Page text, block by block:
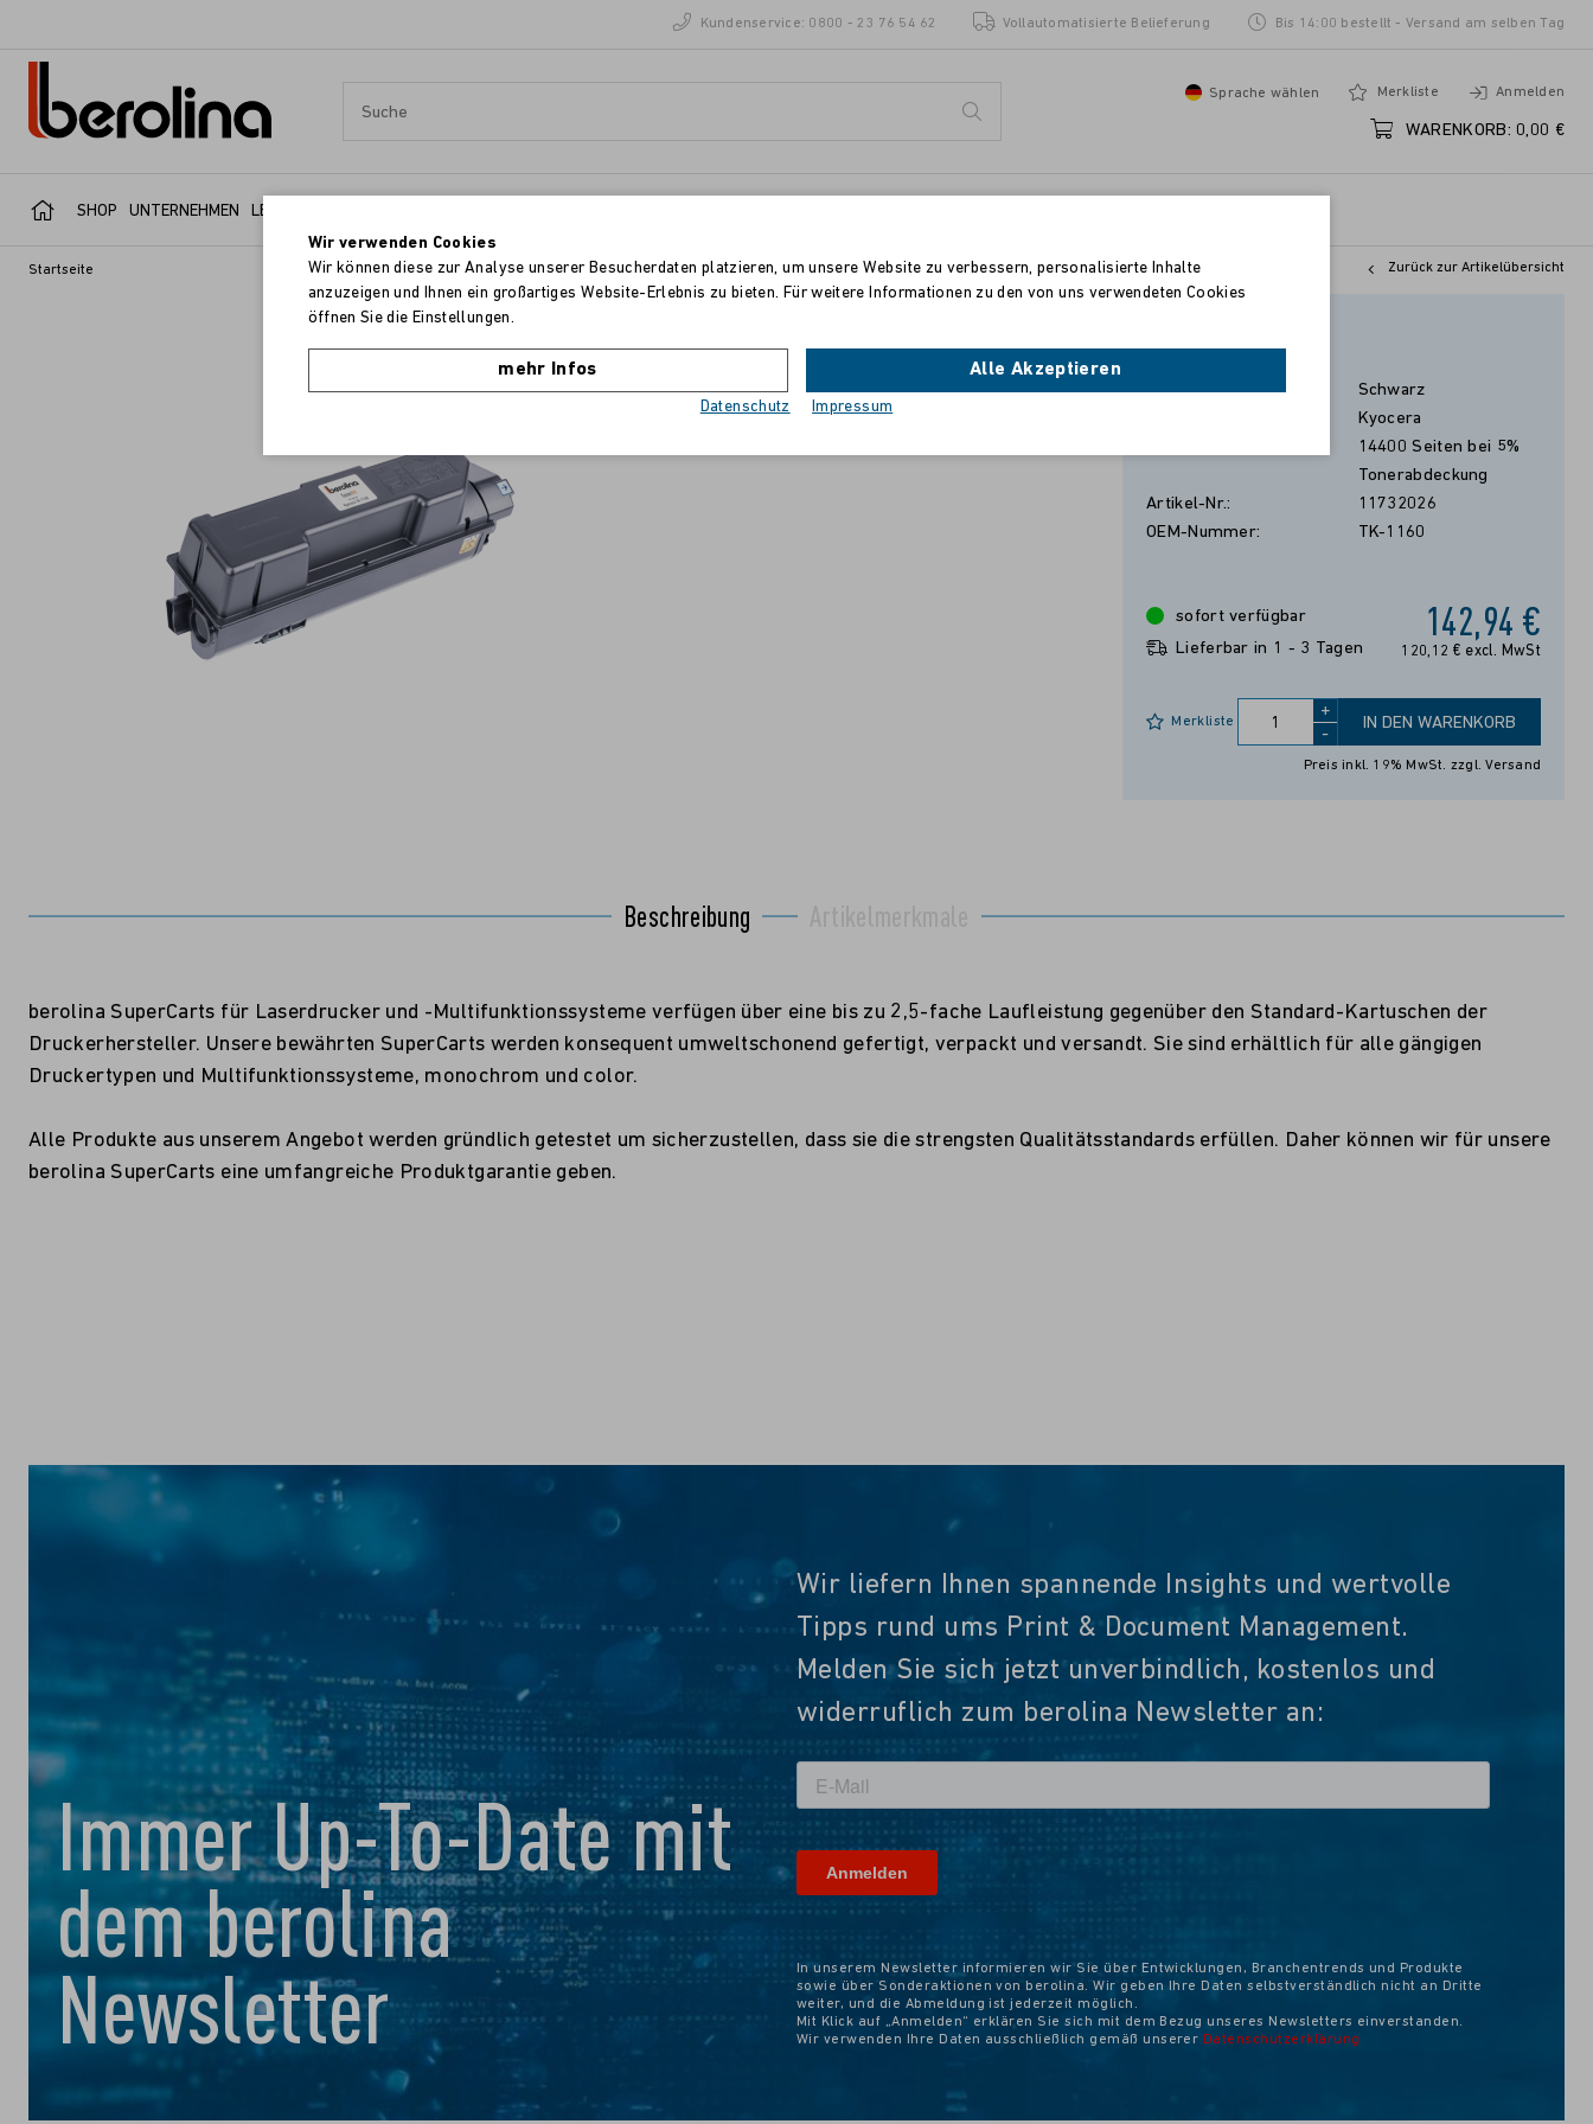
Kundenservice: 0800 - 23 76 54 62 Vollautomatisierte Belieferung Bis 14:00 bestellt - Versand am selben Tag
Sprache wählen Merkliste Anmelden
WARENKORB: 0,00 €
SHOP UNTERNEHMEN LEISTUNGSBEREICHE
Startseite Zurück zur Artikelübersicht
Farbe:
Schwarz
Kyocera
14400 Seiten bei 5%
Tonerabdeckung
Artikel-Nr.:
11732026
OEM-Nummer:
TK-1160
142,94 €
120,12 € excl. MwSt
sofort verfügbar
Lieferbar in 1 - 3 Tagen
+
-
IN DEN WARENKORB
Merkliste
Preis inkl. 19% MwSt. zzgl. Versand
Beschreibung
berolina SuperCarts für Laserdrucker und -Multifunktionssysteme verfügen über eine bis zu 2,5-fache Laufleistung gegenüber den Standard-Kartuschen der
Druckerhersteller. Unsere bewährten SuperCarts werden konsequent umweltschonend gefertigt, verpackt und versandt. Sie sind erhältlich für alle gängigen
Druckertypen und Multifunktionssysteme, monochrom und color.
Alle Produkte aus unserem Angebot werden gründlich getestet um sicherzustellen, dass sie die strengsten Qualitätsstandards erfüllen. Daher können wir für unsere
berolina SuperCarts eine umfangreiche Produktgarantie geben.
Immer Up-To-Date mit
dem berolina
Newsletter
Wir liefern Ihnen spannende Insights und wertvolle
Tipps rund ums Print & Document Management.
Melden Sie sich jetzt unverbindlich, kostenlos und
widerruflich zum berolina Newsletter an:
In unserem Newsletter informieren wir Sie über Entwicklungen, Branchentrends und Produkte
sowie über Sonderaktionen von berolina. Wir geben Ihre Daten selbstverständlich nicht an Dritte
weiter, und die Abmeldung ist jederzeit möglich.
Mit Klick auf „Anmelden“ erklären Sie sich mit dem Bezug unseres Newsletters einverstanden.
Wir verwenden Ihre Daten ausschließlich gemäß unserer Datenschutzerklärung
Wir verwenden Cookies
Wir können diese zur Analyse unserer Besucherdaten platzieren, um unsere Website zu verbessern, personalisierte Inhalte
anzuzeigen und Ihnen ein großartiges Website-Erlebnis zu bieten. Für weitere Informationen zu den von uns verwendeten Cookies
öffnen Sie die Einstellungen.
mehr Infos Alle Akzeptieren
Datenschutz Impressum